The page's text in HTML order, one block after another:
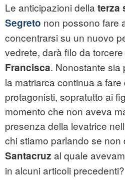
Le anticipazioni della terza
Segreto non possono fare
concentrarsi su un nuovo
vedrete, darà filo da
Francisca. Nonostante sia
la matriarca continua a fare
protagonisti, sopratutto ai
momento che non aveva
presenza della levatrice
chi stiamo parlando se non
Santacruz al quale
in alcuni articoli precedenti?